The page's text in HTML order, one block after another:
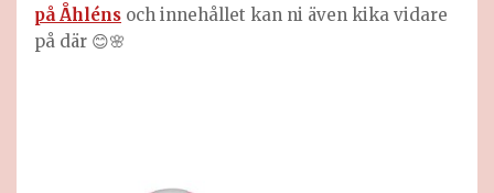
på Åhléns och innehållet kan ni även kika vidare
på där 😊🌸